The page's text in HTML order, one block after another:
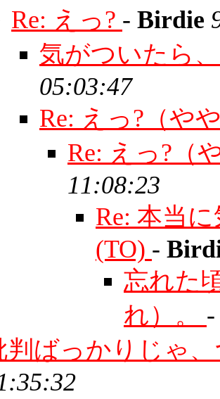
Re: えっ? - Birdie
気がついたら
05:03:47
Re: えっ?（や
Re: えっ?（
11:08:23
Re: 本当
(TO) -
忘れた
れ）。
判ばっかりじゃ